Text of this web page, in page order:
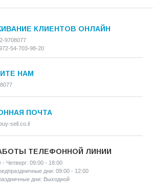
КЛИЕНТОВ ОНЛАЙН
9708077
54-703-98-20
НАМ
ПОЧТА
sell.co.il
ТЕЛЕФОННОЙ ЛИНИИ
- Четверг: 09:00 - 18:00
дни: 09:00 - 12:00
дни: Выходной